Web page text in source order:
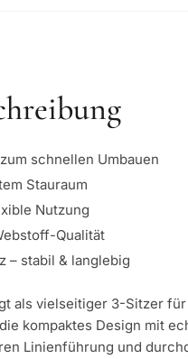
schnellen Umbauen
Stauraum
Nutzung
Qualität
– stabil & langlebig
als vielseitiger 3-Sitzer
kompaktes Design mit
Linienführung und